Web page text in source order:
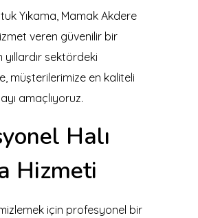
Yıkama, Mamak Akdere
veren güvenilir bir
yıllardır sektördeki
müşterilerimize en kaliteli
amaçlıyoruz.
Halı
Hizmeti
için profesyonel bir